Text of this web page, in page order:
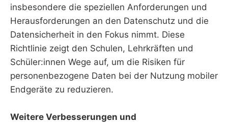
insbesondere die speziellen Anforderungen und
Herausforderungen an den Datenschutz und die
Datensicherheit in den Fokus nimmt. Diese
Richtlinie zeigt den Schulen, Lehrkräften und
Schüler:innen Wege auf, um die Risiken für
personenbezogene Daten bei der Nutzung mobiler
Endgeräte zu reduzieren.
Weitere Verbesserungen und